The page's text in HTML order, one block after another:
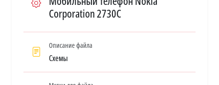
Corporation 2730C
Описание файла
Схемы